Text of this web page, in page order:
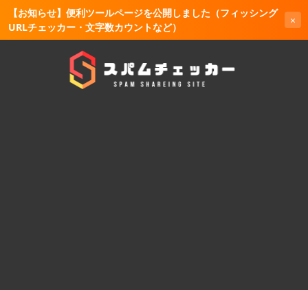
【お知らせ】便利ツールページを公開しました（フィッシング
URLチェッカー・文字数カウントなど）
×